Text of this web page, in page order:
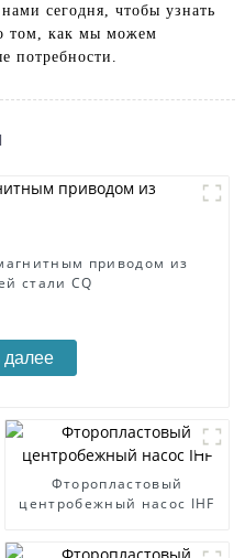
сегодня, чтобы узнать
том, как мы можем
потребности.
приводом из
стали CQ
далее
Фторопластовый
центробежный насос IHF